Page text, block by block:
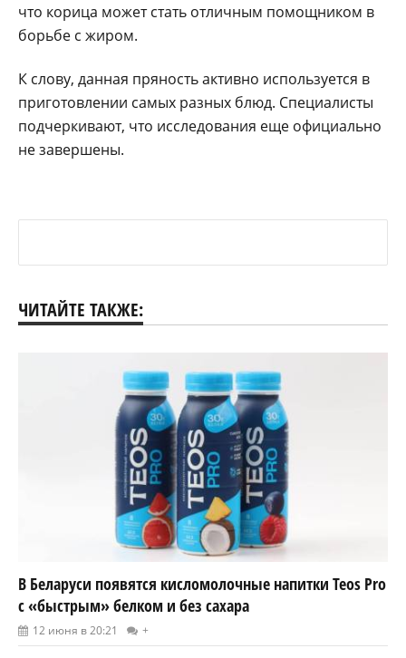
что корица может стать отличным помощником в
борьбе с жиром.
К слову, данная пряность активно используется в
приготовлении самых разных блюд. Специалисты
подчеркивают, что исследования еще официально
не завершены.
ЧИТАЙТЕ ТАКЖЕ:
В Беларуси появятся кисломолочные напитки Teos Pro
с «быстрым» белком и без сахара
12 июня в 20:21 +